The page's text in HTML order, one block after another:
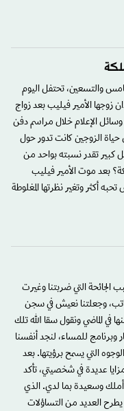
والتسعين، تحتفل اليوم
زوجها الأمير فيليب بعد زواج
تطرقت إليه وسائل الإعلام خلال مراسم دفن
حياة الزوجين كانت تدور حول
كبير تقدر نسبته بواحد من
بعد موت الأمير فيليب
أكثر وتغير نظرتها المغلوطة
الجائحة التي ضربتنا وغيرت
وجعلتنا نعيش في سجن
في الماضي ونقول سقا الله تلك
وبرنامج للمساء، لنجد أنفسنا
التي يسمح برؤيتها. بعد
عديدة في شخصيتي، تأكد
أملك وسعيدة بما لدي. الذي
العديد من التساؤلات